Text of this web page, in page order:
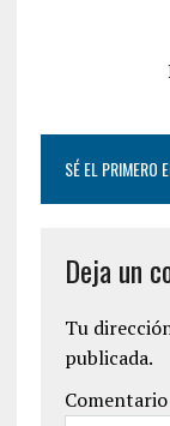
SÉ EL PRIMERO
Deja un
Tu
publicada.
Comentario